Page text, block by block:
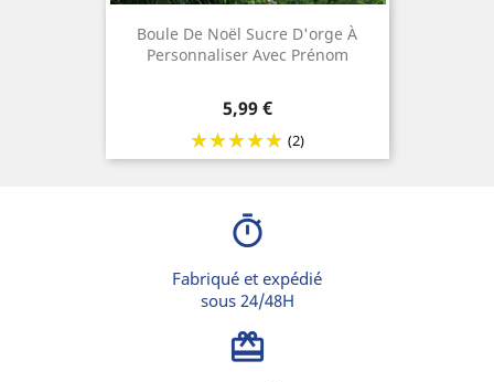
Boule De Noël Sucre D'orge À
Personnaliser Avec Prénom
Prix
5,99 €
(2)
timer
Fabriqué et expédié
sous 24/48H
card_giftcard